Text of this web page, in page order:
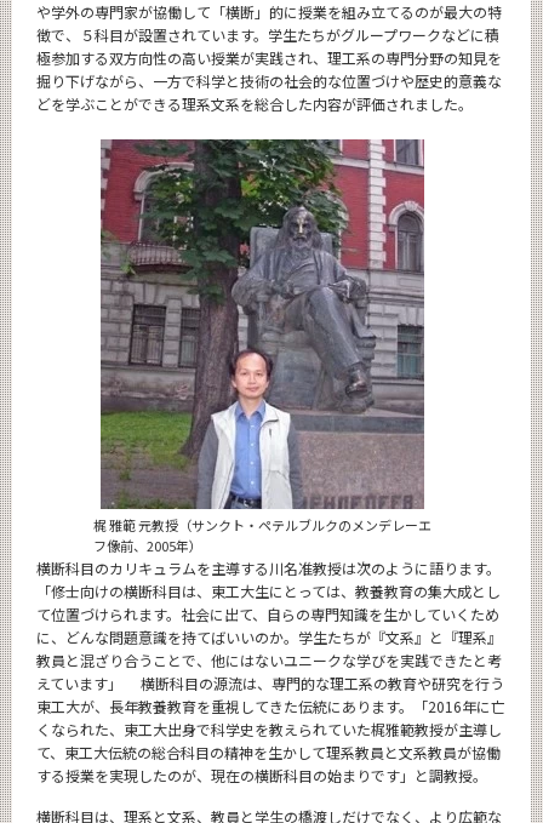
や学外の専門家が協働して「横断」的に授業を組み立てるのが最大の特
徴で、５科目が設置されています。学生たちがグループワークなどに積
極参加する双方向性の高い授業が実践され、理工系の専門分野の知見を
掘り下げながら、一方で科学と技術の社会的な位置づけや歴史的意義な
どを学ぶことができる理系文系を総合した内容が評価されました。
梶 雅範 元教授（サンクト・ペテルブルクのメンデレーエ
フ像前、2005年）
横断科目のカリキュラムを主導する川名准教授は次のように語ります。
「修士向けの横断科目は、東工大生にとっては、教養教育の集大成とし
て位置づけられます。社会に出て、自らの専門知識を生かしていくため
に、どんな問題意識を持てばいいのか。学生たちが『文系』と『理系』
教員と混ざり合うことで、他にはないユニークな学びを実践できたと考
えています」 横断科目の源流は、専門的な理工系の教育や研究を行う
東工大が、長年教養教育を重視してきた伝統にあります。「2016年に亡
くなられた、東工大出身で科学史を教えられていた梶雅範教授が主導し
て、東工大伝統の総合科目の精神を生かして理系教員と文系教員が協働
する授業を実現したのが、現在の横断科目の始まりです」と調教授。
横断科目は、理系と文系、教員と学生の橋渡しだけでなく、より広範な
CLOSE